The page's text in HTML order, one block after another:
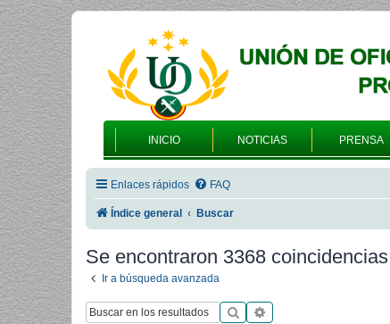
INICIO NOTICIAS PRENSA
Enlaces rápidos FAQ
Índice general Buscar
Se encontraron 3368 coincidencias
Ir a búsqueda avanzada
Buscar